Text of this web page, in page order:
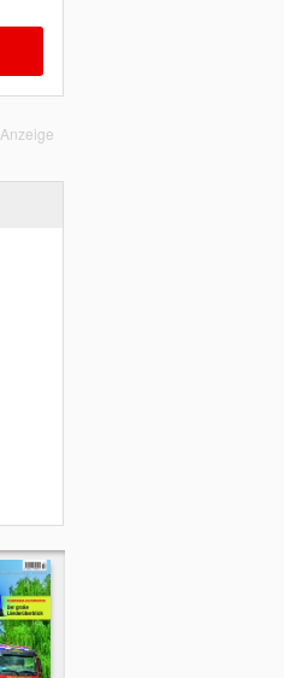
Anzeige